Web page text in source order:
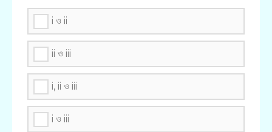
i ও ii
ii ও iii
i, ii ও iii
i ও iii